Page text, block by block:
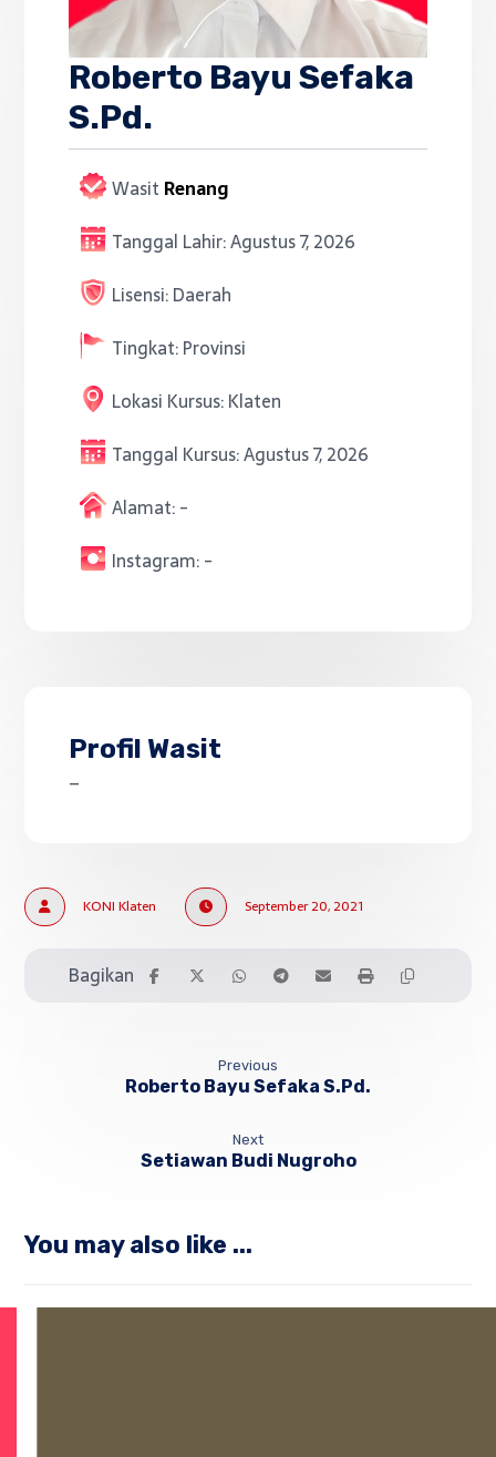
Roberto Bayu Sefaka
S.Pd.
Wasit Renang
Tanggal Lahir:Agustus 7, 2026
Lisensi:Daerah
Tingkat:Provinsi
Lokasi Kursus:Klaten
Tanggal Kursus:Agustus 7, 2026
Alamat:-
Instagram:-
Profil Wasit
–
KONI Klaten September 20, 2021
Previous
Roberto Bayu Sefaka S.Pd.
Next
Setiawan Budi Nugroho
You may also like ...